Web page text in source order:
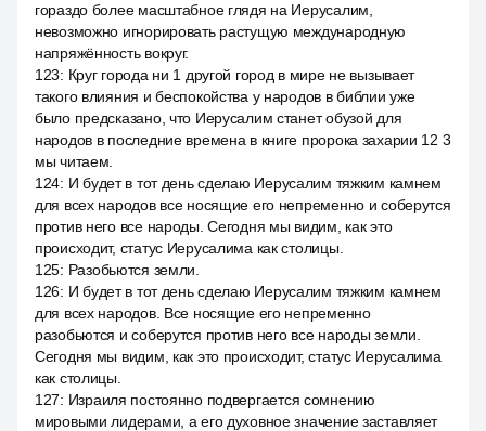
гораздо более масштабное глядя на Иерусалим,
невозможно игнорировать растущую международную
напряжённость вокруг.
123: Круг города ни 1 другой город в мире не вызывает
такого влияния и беспокойства у народов в библии уже
было предсказано, что Иерусалим станет обузой для
народов в последние времена в книге пророка захарии 12 3
мы читаем.
124: И будет в тот день сделаю Иерусалим тяжким камнем
для всех народов все носящие его непременно и соберутся
против него все народы. Сегодня мы видим, как это
происходит, статус Иерусалима как столицы.
125: Разобьются земли.
126: И будет в тот день сделаю Иерусалим тяжким камнем
для всех народов. Все носящие его непременно
разобьются и соберутся против него все народы земли.
Сегодня мы видим, как это происходит, статус Иерусалима
как столицы.
127: Израиля постоянно подвергается сомнению
мировыми лидерами, а его духовное значение заставляет